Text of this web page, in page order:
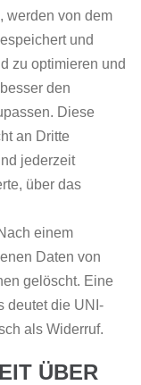
werden von dem
und
zu optimieren und
den
Diese
an Dritte
jederzeit
über das
einem
Daten von
gelöscht. Eine
deutet die UNI-
als Widerruf.
ÜBER